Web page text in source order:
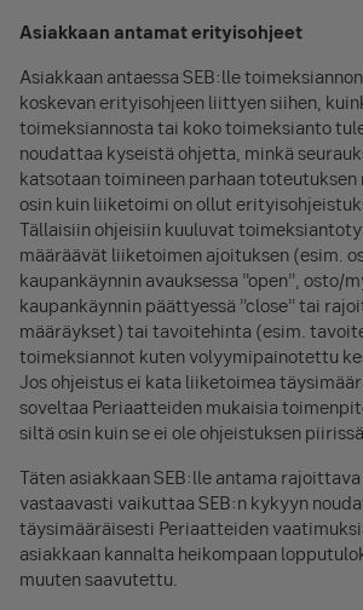
Asiakkaan antamat erityisohjeet
Asiakkaan antaessa SEB:lle
koskevan erityisohjeen liittyen siihen,
toimeksiannosta tai koko toimeksianto
noudattaa kyseistä ohjetta, minkä
katsotaan toimineen parhaan
osin kuin liiketoimi on ollut
Tällaisiin ohjeisiin kuuluvat
määräävät liiketoimen ajoituksen (esim.
kaupankäynnin avauksessa ”open”, osto/
kaupankäynnin päättyessä ”close” tai
määräykset) tai tavoitehinta (esim.
toimeksiannot kuten volyymipainotettu
Jos ohjeistus ei kata liiketoimea
soveltaa Periaatteiden mukaisia
siltä osin kuin se ei ole ohjeistuksen
Täten asiakkaan SEB:lle antama
vastaavasti vaikuttaa SEB:n kykyyn
täysimääräisesti Periaatteiden
asiakkaan kannalta heikompaan
muuten saavutettu.